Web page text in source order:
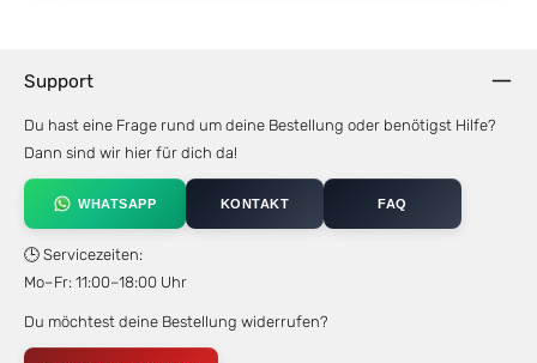
Support
Du hast eine Frage rund um deine Bestellung oder benötigst Hilfe?
Dann sind wir hier für dich da!
WHATSAPP KONTAKT FAQ
🕒 Servicezeiten:
Mo–Fr: 11:00–18:00 Uhr
Du möchtest deine Bestellung widerrufen?